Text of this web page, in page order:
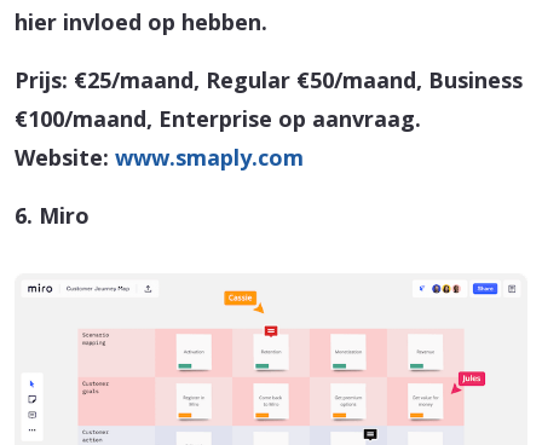
hier invloed op hebben.
Prijs: €25/maand, Regular €50/maand, Business
€100/maand, Enterprise op aanvraag.
Website: www.smaply.com
6. Miro